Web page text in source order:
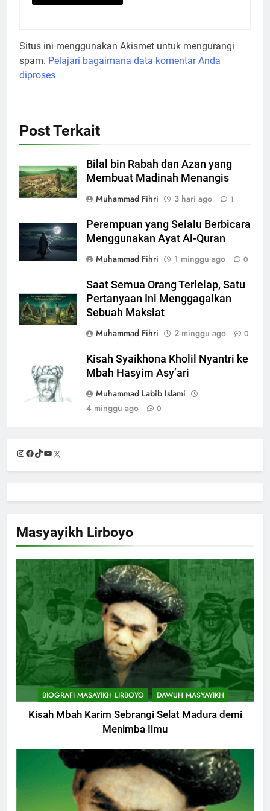
Situs ini menggunakan Akismet untuk mengurangi
spam. Pelajari bagaimana data komentar Anda
diproses
Post Terkait
Bilal bin Rabah dan Azan yang
Membuat Madinah Menangis
Muhammad Fihri
3 hari ago 1
Perempuan yang Selalu Berbicara
Menggunakan Ayat Al-Quran
Muhammad Fihri
1 minggu ago 0
Saat Semua Orang Terlelap, Satu
Pertanyaan Ini Menggagalkan
Sebuah Maksiat
Muhammad Fihri
2 minggu ago 0
Kisah Syaikhona Kholil Nyantri ke
Mbah Hasyim Asy’ari
Muhammad Labib Islami
4 minggu ago
0
Instagram
Facebook
TikTok
YouTube
Masyayikh Lirboyo
BIOGRAFI MASAYIKH LIRBOYO DAWUH MASYAYIKH
Kisah Mbah Karim Sebrangi Selat Madura demi
Menimba Ilmu